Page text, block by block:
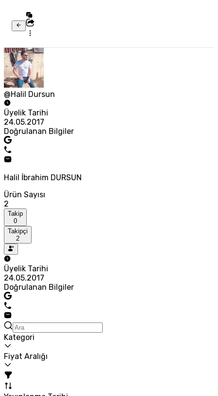
@Halil Dursun
Üyelik Tarihi
24.05.2017
Doğrulanan Bilgiler
Halil İbrahim DURSUN
Ürün Sayısı
2
Takip
0
Takipçi
2
Üyelik Tarihi
24.05.2017
Doğrulanan Bilgiler
Kategori
Fiyat Aralığı